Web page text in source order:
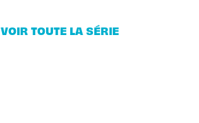
VOIR TOUTE LA SÉRIE